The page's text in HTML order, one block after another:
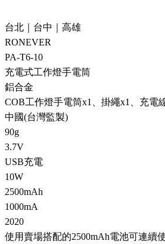
台北｜台中｜高雄
RONEVER
PA-T6-10
充電式工作燈手電筒
鋁合金
COB工作燈手電筒x1、掛繩x1、充電
中國(台灣監製)
90g
3.7V
USB充電
10W
2500mAh
1000mA
2020
使用賣場搭配的2500mAh電池可連續